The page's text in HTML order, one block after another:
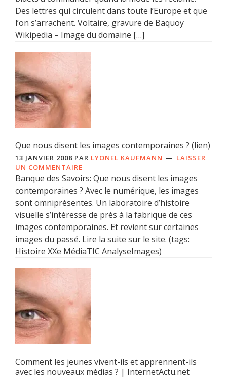
Des lettres qui circulent dans toute l’Europe et que
l’on s’arrachent. Voltaire, gravure de Baquoy
Wikipedia – Image du domaine […]
Que nous disent les images contemporaines ? (lien)
13 JANVIER 2008 PAR LYONEL KAUFMANN
LAISSER
UN COMMENTAIRE
Banque des Savoirs: Que nous disent les images
contemporaines ? Avec le numérique, les images
sont omniprésentes. Un laboratoire d’histoire
visuelle s’intéresse de près à la fabrique de ces
images contemporaines. Et revient sur certaines
images du passé. Lire la suite sur le site. (tags:
Histoire XXe MédiaTIC AnalyseImages)
Comment les jeunes vivent-ils et apprennent-ils
avec les nouveaux médias ? | InternetActu.net